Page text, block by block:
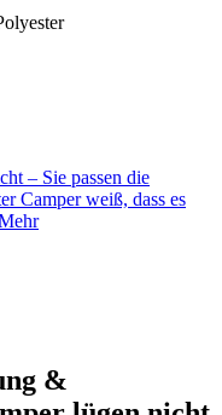
– Sie passen die
Camper weiß, dass es
&